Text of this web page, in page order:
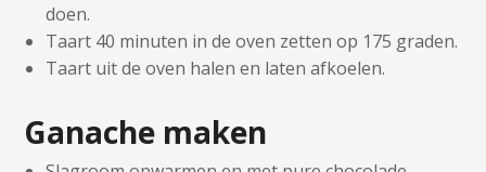
doen.
Taart 40 minuten in de oven zetten op 175 graden.
Taart uit de oven halen en laten afkoelen.
Ganache maken